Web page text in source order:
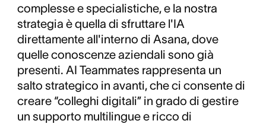
complesse e specialistiche, e la nostra
strategia è quella di sfruttare l'IA
direttamente all'interno di Asana, dove
quelle conoscenze aziendali sono già
presenti. AI Teammates rappresenta un
salto strategico in avanti, che ci consente di
creare “colleghi digitali” in grado di gestire
un supporto multilingue e ricco di